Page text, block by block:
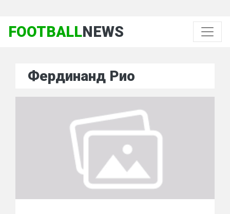
FOOTBALLNEWS
Фердинанд Рио